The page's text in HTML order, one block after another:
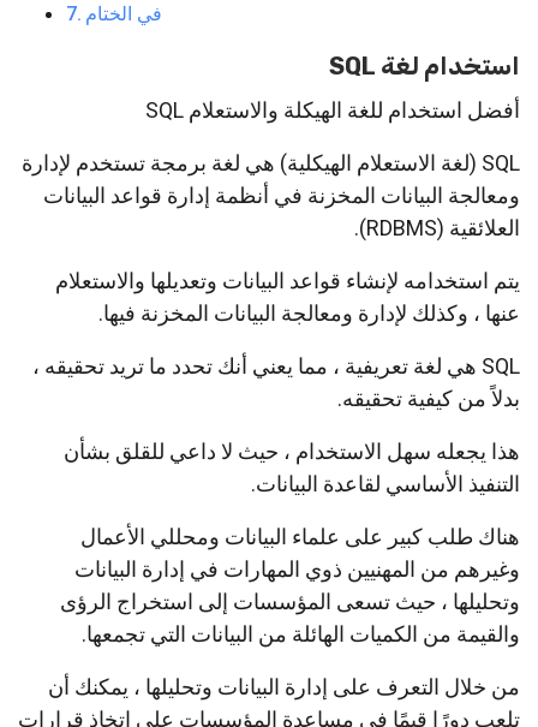
في الختام
استخدام لغة SQL
أفضل استخدام للغة الهيكلة والاستعلام SQL
SQL (لغة الاستعلام الهيكلية) هي لغة برمجة تستخدم لإدارة
ومعالجة البيانات المخزنة في أنظمة إدارة قواعد البيانات
العلائقية (RDBMS).
يتم استخدامه لإنشاء قواعد البيانات وتعديلها والاستعلام
عنها ، وكذلك لإدارة ومعالجة البيانات المخزنة فيها.
SQL هي لغة تعريفية ، مما يعني أنك تحدد ما تريد تحقيقه ،
بدلاً من كيفية تحقيقه.
هذا يجعله سهل الاستخدام ، حيث لا داعي للقلق بشأن
التنفيذ الأساسي لقاعدة البيانات.
هناك طلب كبير على علماء البيانات ومحللي الأعمال
وغيرهم من المهنيين ذوي المهارات في إدارة البيانات
وتحليلها ، حيث تسعى المؤسسات إلى استخراج الرؤى
والقيمة من الكميات الهائلة من البيانات التي تجمعها.
من خلال التعرف على إدارة البيانات وتحليلها ، يمكنك أن
تلعب دورًا قيمًا في مساعدة المؤسسات على اتخاذ قرارات